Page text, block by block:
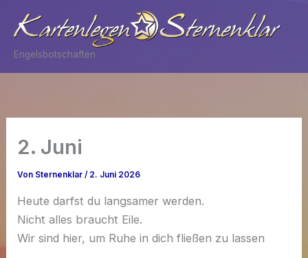
Inhalt
Engelsbotschaften
2. Juni
Von Sternenklar/ 2. Juni 2026
Heute darfst du langsamer werden.
Nicht alles braucht Eile.
Wir sind hier, um Ruhe in dich fließen zu lassen